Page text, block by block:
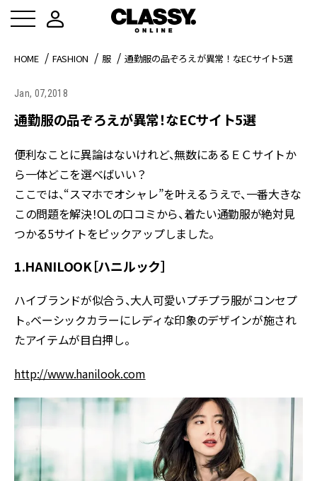
HOME FASHION 服 通勤服の品ぞろえが異常！なECサイト5選
Jan, 07,2018
通勤服の品ぞろえが異常！なECサイト5選
便利なことに異論はないけれど、無数にあるＥＣサイトか
ら一体どこを選べばいい？
ここでは、“スマホでオシャレ”を叶えるうえで、一番大きな
この問題を解決！OLの口コミから、着たい通勤服が絶対見
つかる5サイトをピックアップしました。
1.HANILOOK［ハニルック］
ハイブランドが似合う、大人可愛いプチプラ服がコンセプ
ト。ベーシックカラーにレディな印象のデザインが施され
たアイテムが目白押し。
http://www.hanilook.com